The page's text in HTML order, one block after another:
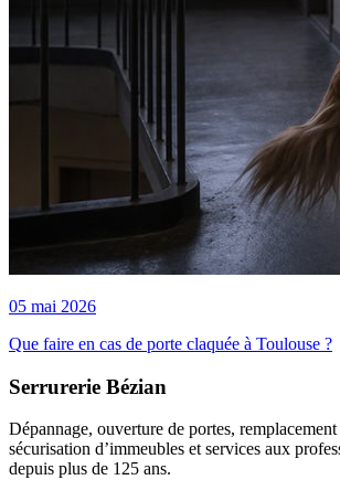
05 mai 2026
Que faire en cas de porte claquée à Toulouse ?
Serrurerie Bézian
Dépannage, ouverture de portes, remplacement
sécurisation d’immeubles et services aux
depuis plus de 125 ans.